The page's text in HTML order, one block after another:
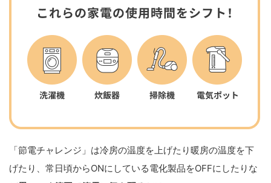
「節電チャレンジ」は冷房の温度を上げたり暖房の温度を下
げたり、常日頃からONにしている電化製品をOFFにしたりな